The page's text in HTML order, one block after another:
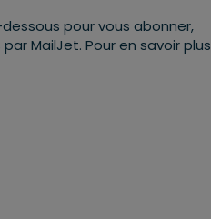
pour vous abonner,
MailJet. Pour en savoir plus